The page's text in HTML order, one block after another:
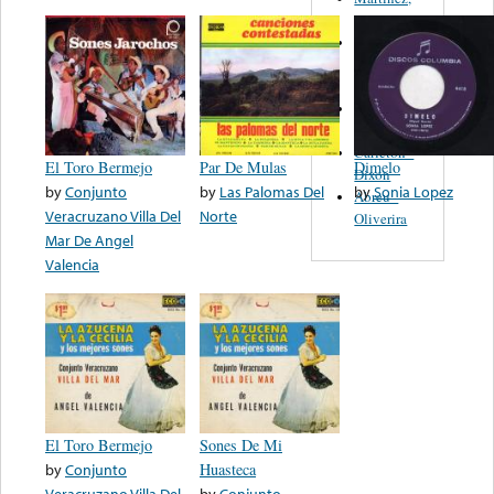
El Toro Bermejo
byConjunto
Veracruzano Villa Del
Mar De Angel
Valencia
Par De Mulas
by Las Palomas Del
Norte
Dimelo
bySonia Lopez
El Toro Bermejo
byConjunto
Sones De Mi
Huasteca
Felipe
Performance
Music Co.
BMI
Matus -
Rodriguez
Carleton -
Dixon
Abreu -
Oliverira